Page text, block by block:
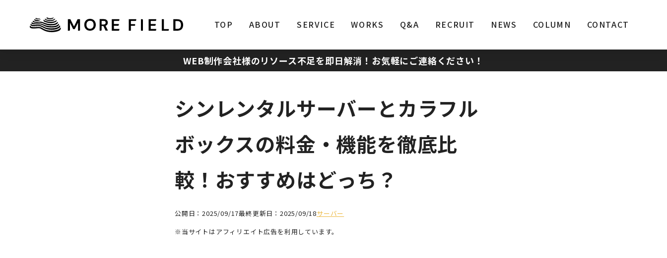
TOP ABOUT SERVICE WORKS Q&A RECRUIT NEWS COLUMN CONTACT
WEB制作会社様のリソース不足を即日解消！ お気軽にご連絡ください！
シンレンタルサーバーとカラフル
ボックスの料金・機能を徹底比
較！おすすめはどっち？
公開日：2025/09/17最終更新日：2025/09/18サーバー
※当サイトはアフィリエイト広告を利用しています。